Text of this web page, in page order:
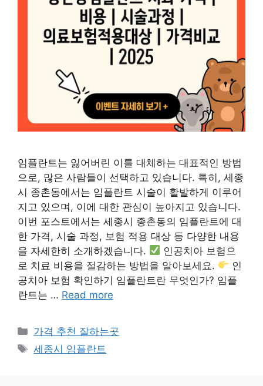
임플란트는 잃어버린 이를 대체하는 대표적인 방법
으로, 많은 사람들이 선택하고 있습니다. 특히, 세종
시 종촌동에서는 임플란트 시술이 활발하게 이루어
지고 있으며, 이에 대한 관심이 높아지고 있습니다.
이번 포스트에서는 세종시 종촌동의 임플란트에 대
한 가격, 시술 과정, 보험 적용 대상 등 다양한 내용
을 자세한히 소개하겠습니다.
인공치아 보험으
로 치료 비용을 절감하는 방법을 알아보세요.
인
공치아 보험 확인하기 임플란트란 무엇인가? 임플
란트는 … Read more
카
테
고
가격 추천 잘하는곳
태
세종시 임플란트